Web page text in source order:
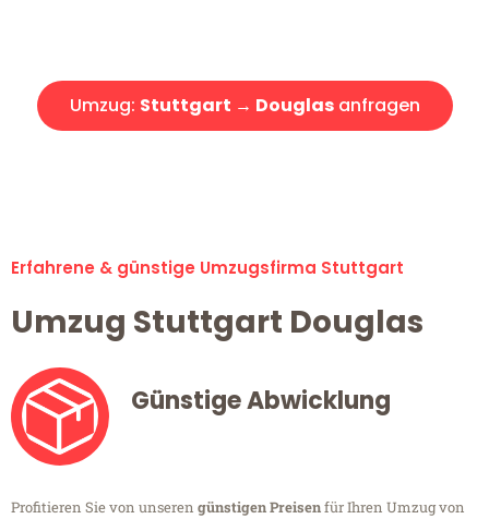
Umzug: Stuttgart → Douglasanfragen
Erfahrene & günstige Umzugsfirma Stuttgart
Umzug Stuttgart Douglas
Günstige Abwicklung
Profitieren Sie von unseren günstigen Preisenfür Ihren Umzug von